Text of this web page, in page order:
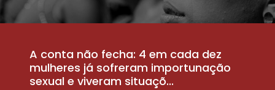
A conta não fecha: 4 em cada dez
mulheres já sofreram importunação
sexual e viveram situaçõ...